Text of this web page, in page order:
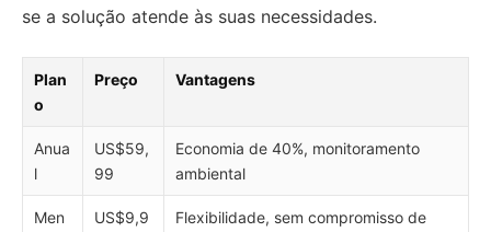
se a solução atende às suas necessidades.
Plan
o
Preço Vantagens
Anua
l
US$59,
99
Economia de 40%, monitoramento
ambiental
Men
US$9,9
Flexibilidade, sem compromisso de